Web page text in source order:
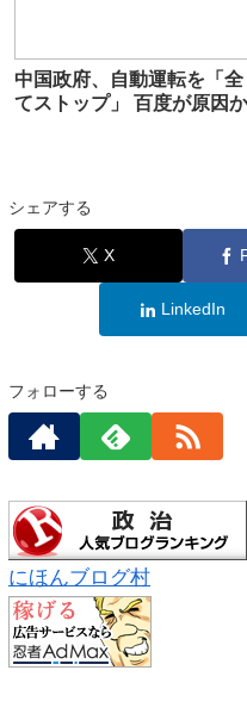
中国政府、自動運転を「全
てストップ」 百度が原因か
シェアする
X
LinkedIn
フォローする
にほんブログ村